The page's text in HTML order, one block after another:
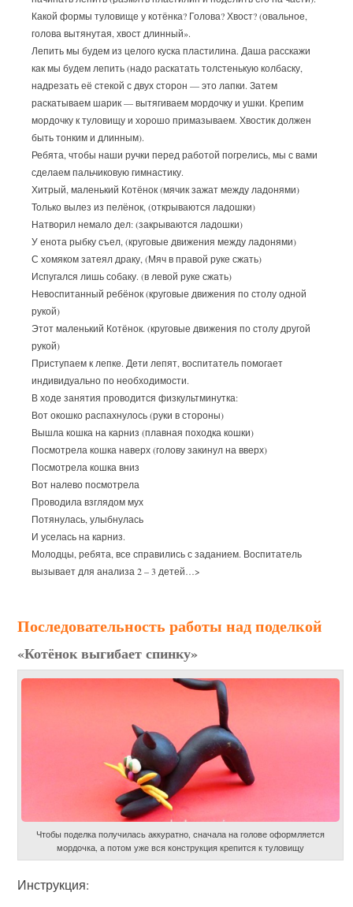
Какой формы туловище у котёнка? Голова? Хвост? (овальное,
голова вытянутая, хвост длинный».
Лепить мы будем из целого куска пластилина. Даша расскажи
как мы будем лепить (надо раскатать толстенькую колбаску,
надрезать её стекой с двух сторон — это лапки. Затем
раскатываем шарик — вытягиваем мордочку и ушки. Крепим
мордочку к туловищу и хорошо примазываем. Хвостик должен
быть тонким и длинным).
Ребята, чтобы наши ручки перед работой погрелись, мы с вами
сделаем пальчиковую гимнастику.
Хитрый, маленький Котёнок (мячик зажат между ладонями)
Только вылез из пелёнок, (открываются ладошки)
Натворил немало дел: (закрываются ладошки)
У енота рыбку съел, (круговые движения между ладонями)
С хомяком затеял драку, (Мяч в правой руке сжать)
Испугался лишь собаку. (в левой руке сжать)
Невоспитанный ребёнок (круговые движения по столу одной
рукой)
Этот маленький Котёнок. (круговые движения по столу другой
рукой)
Приступаем к лепке. Дети лепят, воспитатель помогает
индивидуально по необходимости.
В ходе занятия проводится физкультминутка:
Вот окошко распахнулось (руки в стороны)
Вышла кошка на карниз (плавная походка кошки)
Посмотрела кошка наверх (голову закинул на вверх)
Посмотрела кошка вниз
Вот налево посмотрела
Проводила взглядом мух
Потянулась, улыбнулась
И уселась на карниз.
Молодцы, ребята, все справились с заданием. Воспитатель
вызывает для анализа 2 – 3 детей…>
Последовательность работы над поделкой
«Котёнок выгибает спинку»
Чтобы поделка получилась аккуратно, сначала на голове оформляется
мордочка, а потом уже вся конструкция крепится к туловищу
Инструкция: